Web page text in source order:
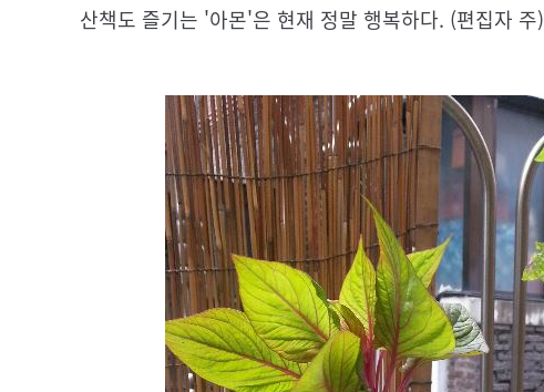
산책도 즐기는 '아몬'은 현재 정말 행복하다. (편집자 주)